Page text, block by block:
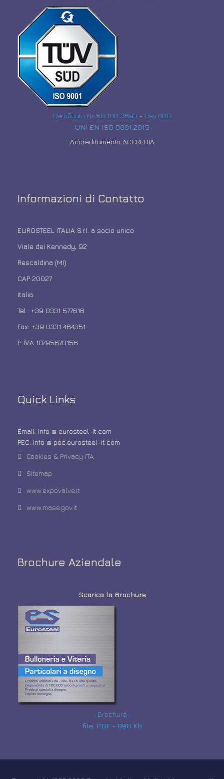
Certificato Nr 50 100 3593 - Rev.008
UNI EN ISO 9001:2015
Accreditamento ACCREDIA
Informazioni di Contatto
EUROSTEEL ITALIA S.r.l. a socio unico
Viale dei Kennedy, 92
Rescaldina (MI)
CAP 20027
Italia
Tel.: +39 0331 577616
Fax: +39 0331 464351
P. IVA 10795670156
Quick Links
Email: info @ eurosteel-it.com
PEC: info @ pec.eurosteel-it.com
Cookies & Privacy ITA
Sitemap
www.expovalve.it
www.mase.gov.it
Brochure Aziendale
Scarica la Brochure
-Brochure-
file: PDF - 890 Kb